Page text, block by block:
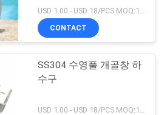
CONTACT
SS304 수영풀 개골창 하
수구